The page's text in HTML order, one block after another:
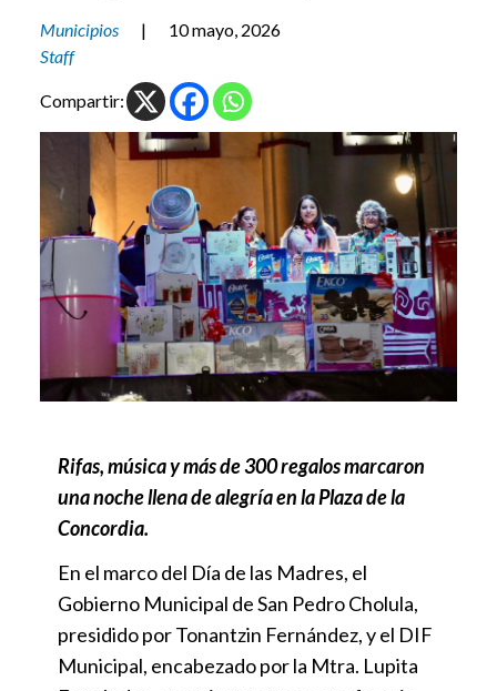
Municipios |
10 mayo, 2026
Staff
Compartir:
Rifas, música y más de 300 regalos marcaron
una noche llena de alegría en la Plaza de la
Concordia.
En el marco del Día de las Madres, el
Gobierno Municipal de San Pedro Cholula,
presidido por Tonantzin Fernández, y el DIF
Municipal, encabezado por la Mtra. Lupita